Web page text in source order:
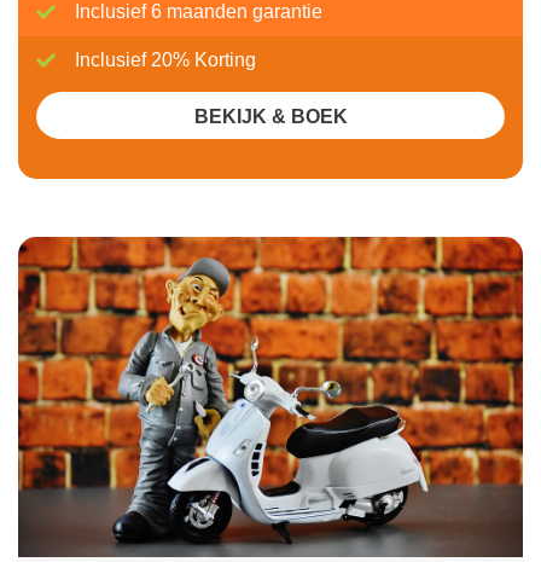
Inclusief 6 maanden garantie
Inclusief 20% Korting
BEKIJK & BOEK